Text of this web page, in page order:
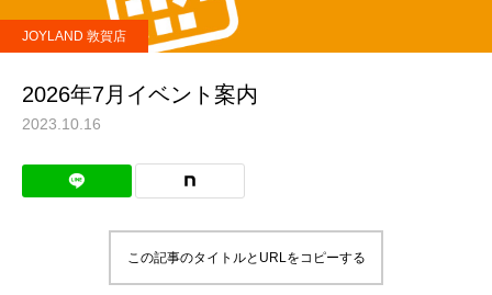
JOYLAND 敦賀店
2026年7月イベント案内
2023.10.16
この記事のタイトルとURLをコピーする